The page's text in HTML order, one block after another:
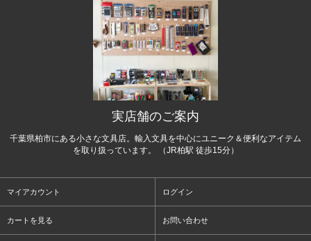
実店舗のご案内
千葉県柏市にある小さな文具店。輸入文具を中心にユニーク＆便利なアイテム
を取り扱っています。 （JR柏駅 徒歩15分）
マイアカウント ログイン
カートを見る お問い合わせ